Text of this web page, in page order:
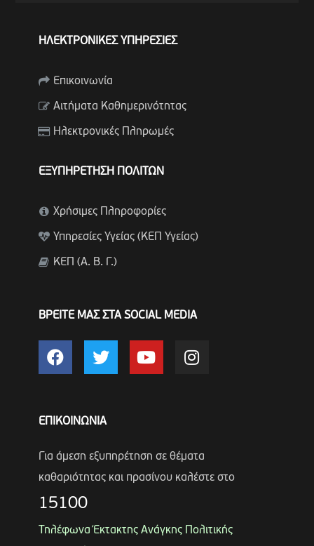
ΗΛΕΚΤΡΟΝΙΚΕΣ ΥΠΗΡΕΣΙΕΣ
Επικοινωνία
Αιτήματα Καθημερινότητας
Ηλεκτρονικές Πληρωμές
ΕΞΥΠΗΡΕΤΗΣΗ ΠΟΛΙΤΩΝ
Χρήσιμες Πληροφορίες
Υπηρεσίες Υγείας (ΚΕΠ Υγείας)
ΚΕΠ (Α. Β. Γ.)
ΒΡΕΙΤΕ ΜΑΣ ΣΤΑ SOCIAL MEDIA
ΕΠΙΚΟΙΝΩΝΙΑ
Για άμεση εξυπηρέτηση σε θέματα
καθαριότητας και πρασίνου καλέστε στο
15100
Τηλέφωνα Έκτακτης Ανάγκης Πολιτικής